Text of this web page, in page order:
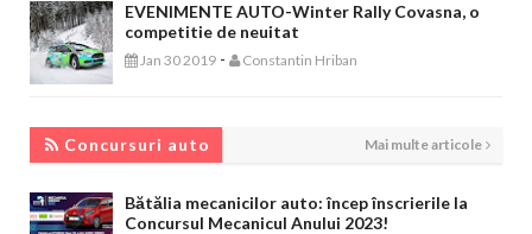
EVENIMENTE AUTO-Winter Rally Covasna, o
competitie de neuitat
Jan 30 2019 - Constantin Hriban
Concursuri auto Mai multe articole
Bătălia mecanicilor auto: încep înscrierile la
Concursul Mecanicul Anului 2023!